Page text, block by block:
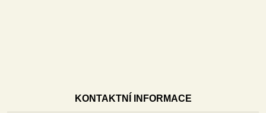
KONTAKTNÍ INFORMACE